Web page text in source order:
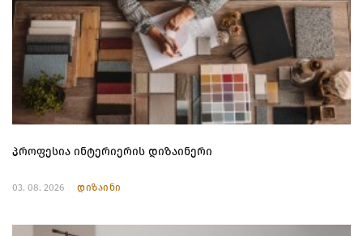
პროფესია ინტერიერის დიზაინერი
03. 08. 2026 დიზაინი